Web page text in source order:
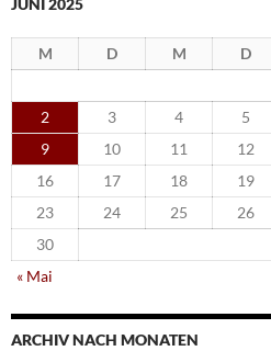
JUNI 2025
M D M D
2
3 4 5
9
10 11 12
16
17 18 19
23
24 25 26
30
« Mai
ARCHIV NACH MONATEN